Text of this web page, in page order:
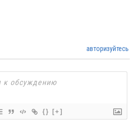
авторизуйтесь
{} [+]